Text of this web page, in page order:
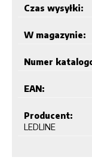
Czas wysyłki:
W magazynie:
Numer
EAN:
Producent:
LEDLINE